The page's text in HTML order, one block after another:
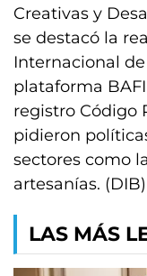
Creativas y
se destacó la
Internacional
plataforma
registro Código
pidieron
sectores como
artesanías.
LAS MÁS